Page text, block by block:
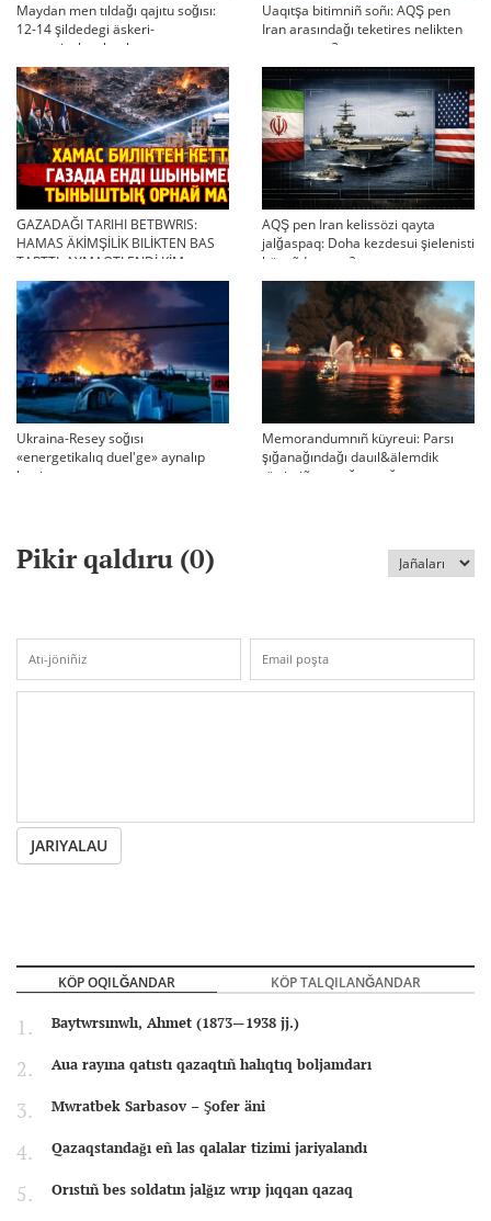
Maydan men tıldağı qajıtu soğısı:
12-14 şildedegi äskeri-
strategiyalıq ahual
Uaqıtşa bitimniñ soñı: AQŞ pen
Iran arasındağı teketires nelikten
qayta uşıqtı?
GAZADAĞI TARIHI BETBWRIS:
HAMAS ÄKİMŞİLİK BILİKTEN BAS
TARTTI. AYMAQTI ENDİ KİM
BASQARADI?
AQŞ pen Iran kelissözi qayta
jalğaspaq: Doha kezdesui şielenisti
bäseñdete me?
Ukraina-Resey soğısı
«energetikalıq duel'ge» aynalıp
ketti
Memorandumnıñ küyreui: Parsı
şığanağındağı dauıl&älemdik
tärtiptiñ sın sağatı soğıp twr
Pikir qaldıru (0)
JARIYALAU
KÖP OQILĞANDAR KÖP TALQILANĞANDAR
Baytwrsınwlı, Ahmet (1873—1938 jj.)
Aua rayına qatıstı qazaqtıñ halıqtıq boljamdarı
Mwratbek Sarbasov – Şofer äni
Qazaqstandağı eñ las qalalar tizimi jariyalandı
Orıstıñ bes soldatın jalğız wrıp jıqqan qazaq